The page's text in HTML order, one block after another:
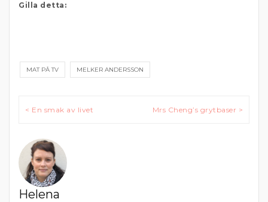
Gilla detta:
MAT PÅ TV MELKER ANDERSSON
Inläggsnavigering
< En smak av livet Mrs Cheng’s grytbaser >
Helena